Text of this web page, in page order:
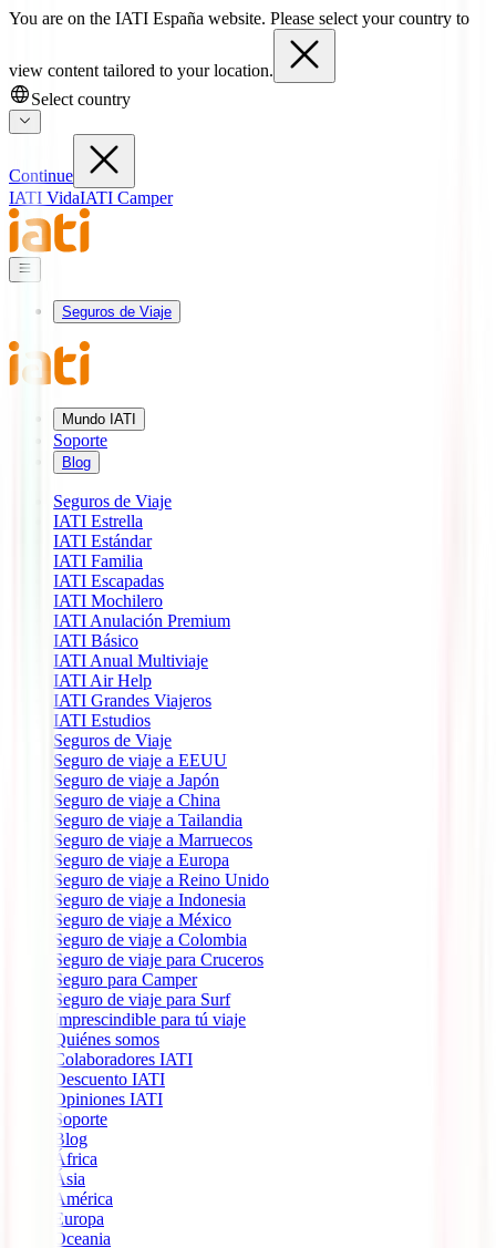
You are on the IATI España website. Please select your country to
view content tailored to your location.
Select country
Continue
IATI VidaIATI Camper
Seguros de Viaje
Mundo IATI
Soporte
Blog
Seguros de Viaje
IATI Estrella
IATI Estándar
IATI Familia
IATI Escapadas
IATI Mochilero
IATI Anulación Premium
IATI Básico
IATI Anual Multiviaje
IATI Air Help
IATI Grandes Viajeros
IATI Estudios
Seguros de Viaje
Seguro de viaje a EEUU
Seguro de viaje a Japón
Seguro de viaje a China
Seguro de viaje a Tailandia
Seguro de viaje a Marruecos
Seguro de viaje a Europa
Seguro de viaje a Reino Unido
Seguro de viaje a Indonesia
Seguro de viaje a México
Seguro de viaje a Colombia
Seguro de viaje para Cruceros
Seguro para Camper
Seguro de viaje para Surf
Imprescindible para tú viaje
Quiénes somos
Colaboradores IATI
Descuento IATI
Opiniones IATI
Soporte
Blog
África
Ásia
América
Europa
Oceania